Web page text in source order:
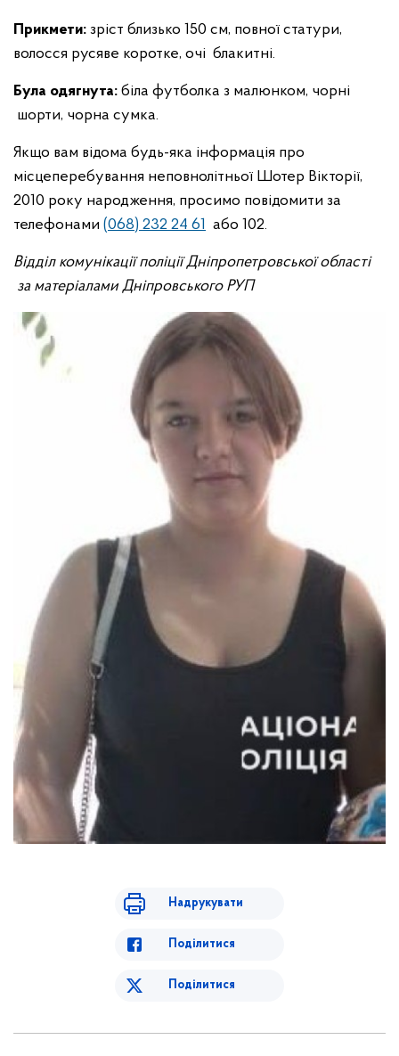
Прикмети: зріст близько 150 см, повної статури,
волосся русяве коротке, очі блакитні.
Була одягнута: біла футболка з малюнком, чорні
шорти, чорна сумка.
Якщо вам відома будь-яка інформація про
місцеперебування неповнолітньої Шотер Вікторії,
2010 року народження, просимо повідомити за
телефонами (068) 232 24 61 або 102.
Відділ комунікації поліції Дніпропетровської області
за матеріалами Дніпровського РУП
Надрукувати
Поділитися
Поділитися